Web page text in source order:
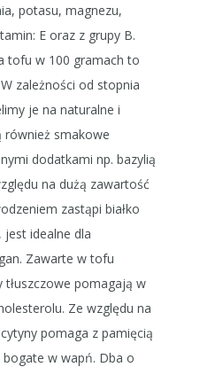
potasu, magnezu,
E oraz z grupy B.
tofu w 100 gramach to
zależności od stopnia
je na naturalne i
również smakowe
dodatkami np. bazylią
na dużą zawartość
zastąpi białko
jest idealne dla
Zawarte w tofu
tłuszczowe pomagają w
Ze względu na
pomaga z pamięcią
bogate w wapń. Dba o